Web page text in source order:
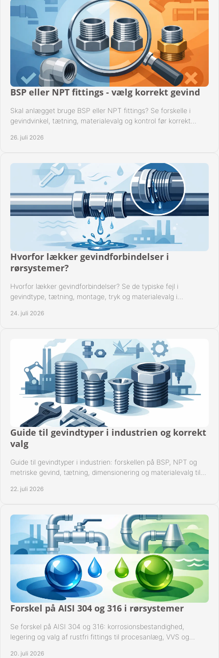
BSP eller NPT fittings - vælg korrekt gevind
Skal anlægget bruge BSP eller NPT fittings? Se forskelle i
gevindvinkel, tætning, materialevalg og kontrol før korrekt
26. juli 2026
Hvorfor lækker gevindforbindelser i
rørsystemer?
Hvorfor lækker gevindforbindelser? Se de typiske fejl i
gevindtype, tætning, montage, tryk og materialevalg i
24. juli 2026
Guide til gevindtyper i industrien og korrekt
valg
Guide til gevindtyper i industrien: forskellen på BSP, NPT og
metriske gevind, tætning, dimensionering og materialevalg til
22. juli 2026
Forskel på AISI 304 og 316 i rørsystemer
Se forskel på AISI 304 og 316: korrosionsbestandighed,
legering og valg af rustfri fittings til procesanlæg, VVS og
20. juli 2026